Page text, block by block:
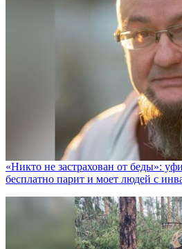
«Никто не заcтрахован от беды»:
бесплатно парит и моет людей с